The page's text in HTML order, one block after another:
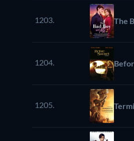
1203. The
1204.
1205.